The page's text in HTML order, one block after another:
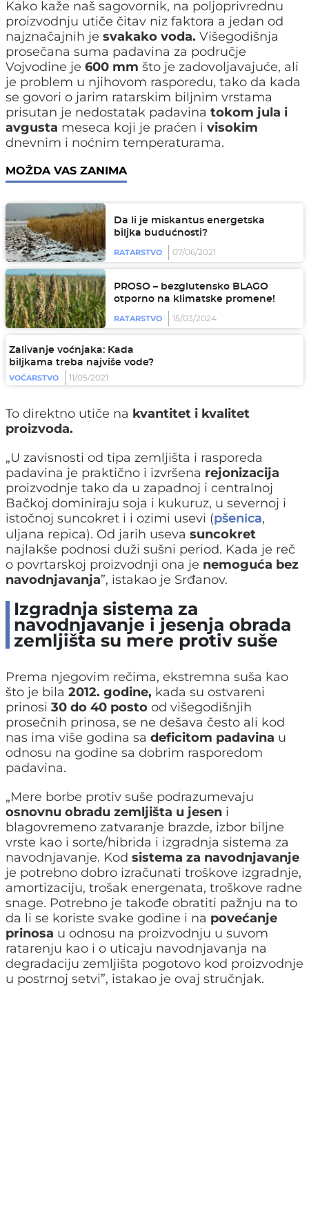
Kako kaže naš sagovornik, na poljoprivrednu
proizvodnju utiče čitav niz faktora a jedan od
najznačajnih je svakako voda. Višegodišnja
prosečana suma padavina za područje
Vojvodine je 600 mm što je zadovoljavajuće, ali
je problem u njihovom rasporedu, tako da kada
se govori o jarim ratarskim biljnim vrstama
prisutan je nedostatak padavina tokom jula i
avgusta meseca koji je praćen i visokim
dnevnim i noćnim temperaturama.
MOŽDA VAS ZANIMA
Da li je miskantus energetska
biljka budućnosti?
RATARSTVO 07/06/2021
PROSO – bezglutensko BLAGO
otporno na klimatske promene!
RATARSTVO 15/03/2024
Zalivanje voćnjaka: Kada
biljkama treba najviše vode?
VOĆARSTVO
11/05/2021
To direktno utiče na kvantitet i kvalitet
proizvoda.
„U zavisnosti od tipa zemljišta i rasporeda
padavina je praktično i izvršena rejonizacija
proizvodnje tako da u zapadnoj i centralnoj
Bačkoj dominiraju soja i kukuruz, u severnoj i
istočnoj suncokret i i ozimi usevi (pšenica,
uljana repica). Od jarih useva suncokret
najlakše podnosi duži sušni period. Kada je reč
o povrtarskoj proizvodnji ona je nemoguća bez
navodnjavanja”, istakao je Srđanov.
Izgradnja sistema za
navodnjavanje i jesenja obrada
zemljišta su mere protiv suše
Prema njegovim rečima, ekstremna suša kao
što je bila 2012. godine, kada su ostvareni
prinosi 30 do 40 posto od višegodišnjih
prosečnih prinosa, se ne dešava često ali kod
nas ima više godina sa deficitom padavina u
odnosu na godine sa dobrim rasporedom
padavina.
„Mere borbe protiv suše podrazumevaju
osnovnu obradu zemljišta u jesen i
blagovremeno zatvaranje brazde, izbor biljne
vrste kao i sorte/hibrida i izgradnja sistema za
navodnjavanje. Kod sistema za navodnjavanje
je potrebno dobro izračunati troškove izgradnje,
amortizaciju, trošak energenata, troškove radne
snage. Potrebno je takođe obratiti pažnju na to
da li se koriste svake godine i na povećanje
prinosa u odnosu na proizvodnju u suvom
ratarenju kao i o uticaju navodnjavanja na
degradaciju zemljišta pogotovo kod proizvodnje
u postrnoj setvi”, istakao je ovaj stručnjak.